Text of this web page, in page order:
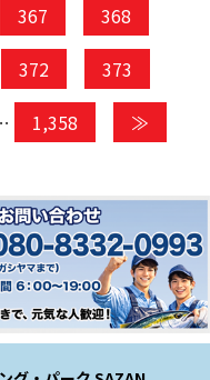
367
368
372
373
1,358 ≫